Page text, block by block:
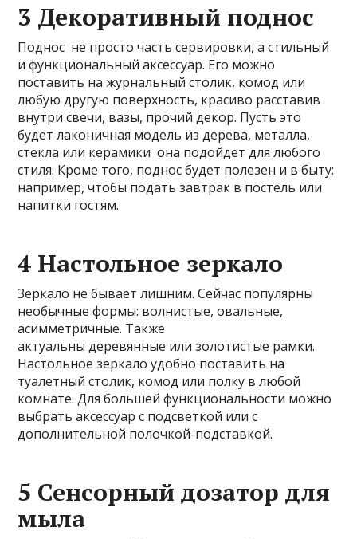
3 Декоративный поднос
Поднос не просто часть сервировки, а стильный
и функциональный аксессуар. Его можно
поставить на журнальный столик, комод или
любую другую поверхность, красиво расставив
внутри свечи, вазы, прочий декор. Пусть это
будет лаконичная модель из дерева, металла,
стекла или керамики она подойдет для любого
стиля. Кроме того, поднос будет полезен и в быту:
например, чтобы подать завтрак в постель или
напитки гостям.
4 Настольное зеркало
Зеркало не бывает лишним. Сейчас популярны
необычные формы: волнистые, овальные,
асимметричные. Также
актуальны деревянные или золотистые рамки.
Настольное зеркало удобно поставить на
туалетный столик, комод или полку в любой
комнате. Для большей функциональности можно
выбрать аксессуар с подсветкой или с
дополнительной полочкой-подставкой.
5 Сенсорный дозатор для
мыла